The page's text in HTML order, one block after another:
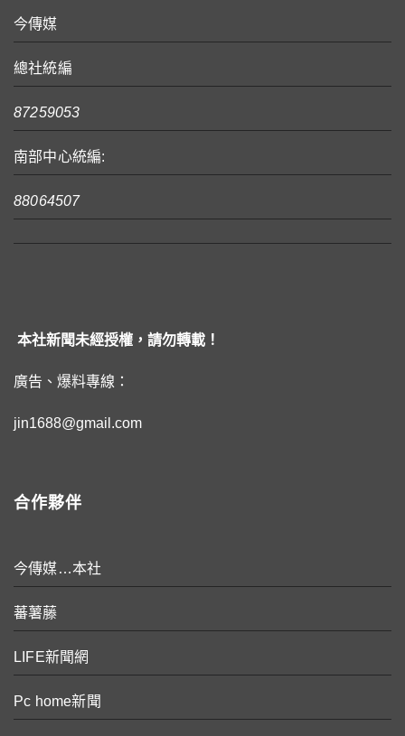
今傳媒
總社統編
87259053
南部中心統編:
88064507
本社新聞未經授權，請勿轉載！
廣告、爆料專線：
jin1688@gmail.com
合作夥伴
今傳媒…本社
蕃薯藤
LIFE新聞網
Pc home新聞